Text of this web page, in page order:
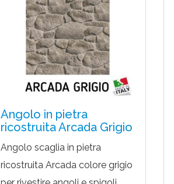
Angolo in pietra
ricostruita Arcada Grigio
Angolo scaglia in pietra
ricostruita Arcada colore grigio